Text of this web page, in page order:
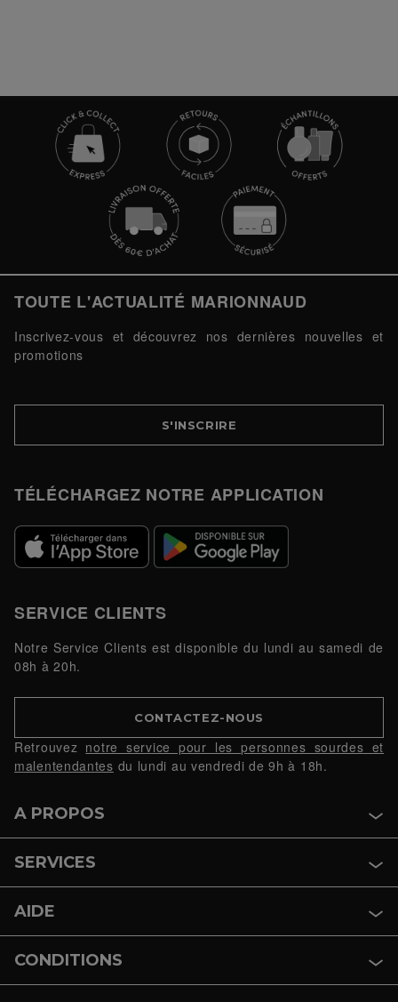
TOUTE L'ACTUALITÉ MARIONNAUD
Inscrivez-vous et découvrez nos dernières nouvelles et
promotions
S'INSCRIRE
TÉLÉCHARGEZ NOTRE APPLICATION
SERVICE CLIENTS
Notre Service Clients est disponible du lundi au samedi de
08h à 20h.
CONTACTEZ-NOUS
Retrouvez notre service pour les personnes sourdes et
malentendantes du lundi au vendredi de 9h à 18h.
A PROPOS
SERVICES
AIDE
CONDITIONS